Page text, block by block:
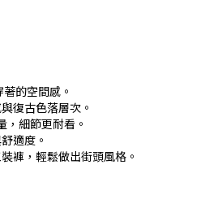
的空間感。
復古色落層次。
，細節更耐看。
適度。
褲，輕鬆做出街頭風格。